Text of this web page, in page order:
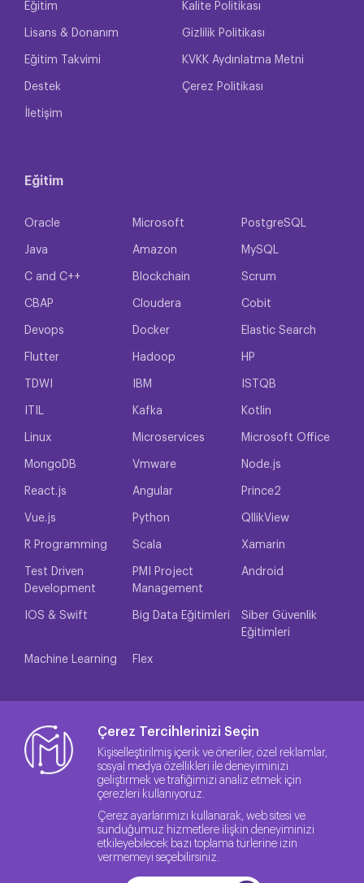
Eğitim
Lisans & Donanım
Eğitim Takvimi
Destek
İletişim
Kalite Politikası
Gizlilik Politikası
KVKK Aydınlatma Metni
Çerez Politikası
Eğitim
Oracle Microsoft PostgreSQL
Java Amazon MySQL
C and C++ Blockchain Scrum
CBAP Cloudera Cobit
Devops Docker Elastic Search
Flutter Hadoop HP
TDWI IBM ISTQB
ITIL Kafka Kotlin
Linux Microservices Microsoft Office
MongoDB Vmware Node.js
React.js Angular Prince2
Vue.js Python QllikView
R Programming Scala Xamarin
Test Driven
Development
PMI Project
Management
Android
IOS & Swift Big Data Eğitimleri
Siber Güvenlik
Eğitimleri
Machine Learning Flex
Çerez Tercihlerinizi Seçin
Kişiselleştirilmiş içerik ve öneriler, özel reklamlar,
sosyal medya özellikleri ile deneyiminizi
geliştirmek ve trafiğimizi analiz etmek için
çerezleri kullanıyoruz.
Çerez ayarlarımızı kullanarak, web sitesi ve
sunduğumuz hizmetlere ilişkin deneyiminizi
etkileyebilecek bazı toplama türlerine izin
vermemeyi seçebilirsiniz.